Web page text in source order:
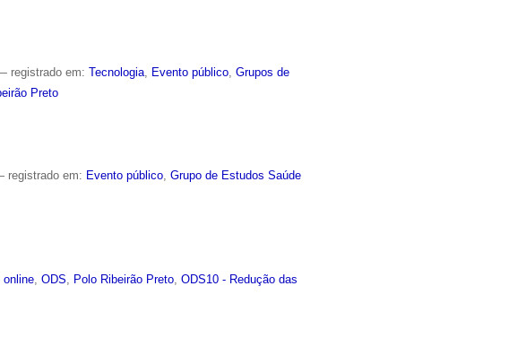
registrado em:Tecnologia Evento público ,Grupos de
Preto
registrado em: Evento público,Grupo de Estudos Saúde
online,ODS, Polo Ribeirão Preto,ODS10 - Redução das